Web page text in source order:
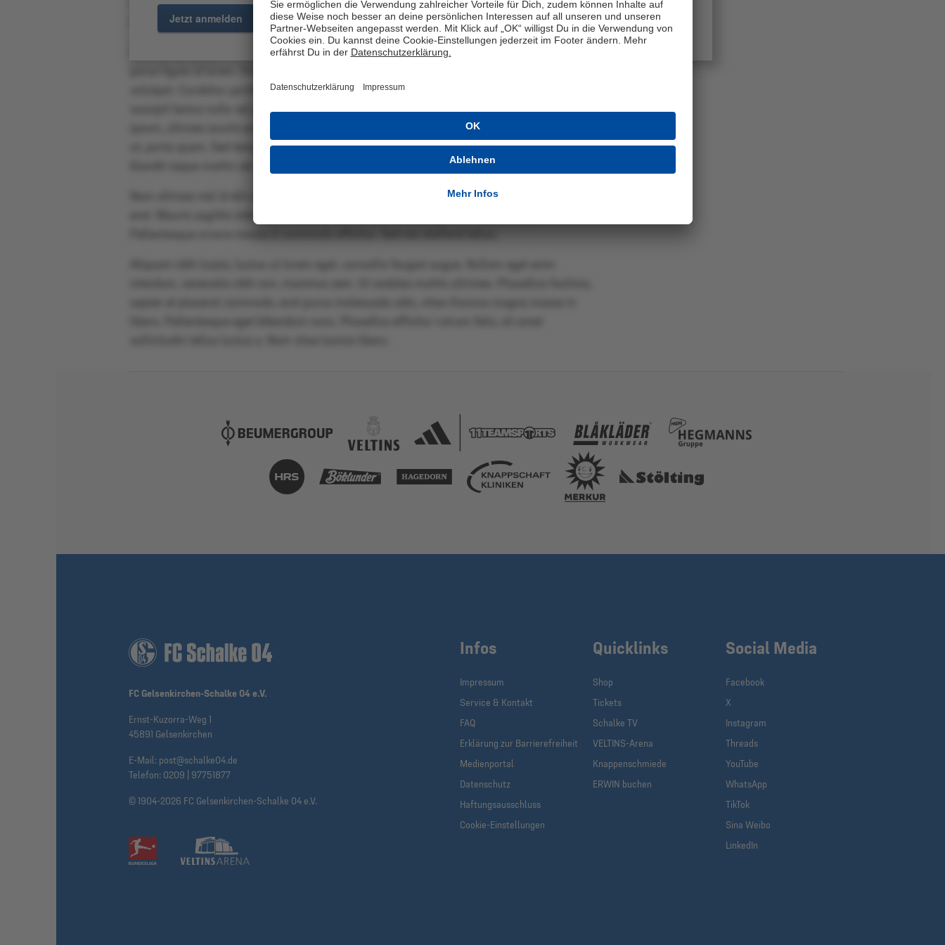
Aenean vitae lorem auctor, tempus ligula ac, elementum nisl.
Vestibulum iaculis, urna in tristique bibendum, sem turpis accumsan mauris, at egestas
volutpat. Curabitur porttitor, mauris porta molestie tincidunt, risus risus volutpat ligula, nec
suscipit lectus nulla vel justo. Maecenas in tortor in mi pretium rhoncus. Nullam iaculis nisl
ipsum, ultrices iaculis erat malesuada sed. Maecenas id metus pellentesque, laoreet libero
ut, porta quam. Sed tempor urna nec leo elementum rutrum. Mauris viverra viverra risus, non
Nam ultrices nisl id elit condimentum rutrum. In eu tempor elit, a blandit sapien. Nam a dui
Jetzt anmelden Zum Mitgliedsantrag
FC Gelsenkirchen-Schalke 04 e.V.
Ernst-Kuzorra-Weg 1
45891 Gelsenkirchen
E-Mail: post@schalke04.de
Telefon: 0209 | 97751877
© 1904-2026 FC Gelsenkirchen-Schalke 04 e.V.
Infos
Impressum
Service & Kontakt
FAQ
Erklärung zur Barrierefreiheit
Medienportal
Datenschutz
Haftungsausschluss
Cookie-Einstellungen
Quicklinks
Shop
Tickets
Schalke TV
VELTINS-Arena
Knappenschmiede
ERWIN buchen
Social Media
Facebook
X
Instagram
Threads
YouTube
WhatsApp
TikTok
Sina Weibo
LinkedIn